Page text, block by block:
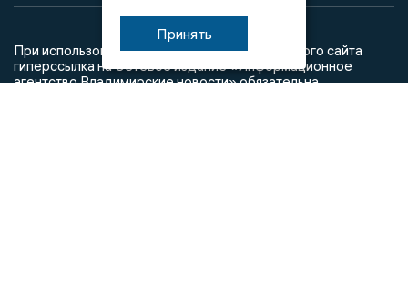
При использовании любого материала с данного сайта
гиперссылка на Сетевое издание «Информационное
агентство Владимирские новости» обязательна.
Принять